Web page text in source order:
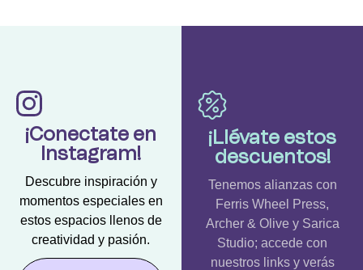
¡Conectate en
Instagram!
Descubre inspiración y
momentos especiales en
estos espacios llenos de
creatividad y pasión.
¡Llévate estos
descuentos!
Tenemos alianzas con
Ferris Wheel Press,
Archer & Olive y Sarica
Studio; accede con
nuestros links y verás